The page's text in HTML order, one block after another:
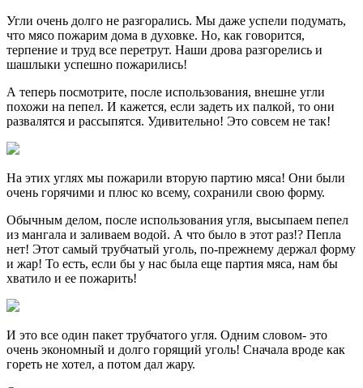
Угли очень долго не разгорались. Мы даже успели подумать,
что мясо пожарим дома в духовке. Но, как говорится,
терпение и труд все перетрут. Наши дрова разгорелись и
шашлыки успешно пожарились!
А теперь посмотрите, после использования, внешне угли
похожи на пепел. И кажется, если задеть их палкой, то они
развалятся и рассыпятся. Удивительно! Это совсем не так!
На этих углях мы пожарили вторую партию мяса! Они были
очень горячими и плюс ко всему, сохранили свою форму.
Обычным делом, после использования угля, высыпаем пепел
из мангала и заливаем водой. А что было в этот раз!? Пепла
нет! Этот самый трубчатый уголь, по-прежнему держал форму
и жар! То есть, если бы у нас была еще партия мяса, нам бы
хватило и ее пожарить!
И это все один пакет трубчатого угля. Одним словом- это
очень экономный и долго горящий уголь! Сначала вроде как
гореть не хотел, а потом дал жару.